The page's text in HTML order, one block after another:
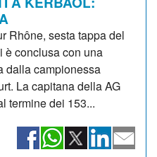
Rhône, sesta tappa del
è conclusa con una
dalla campionessa
La capitana della AG
termine dei 153...